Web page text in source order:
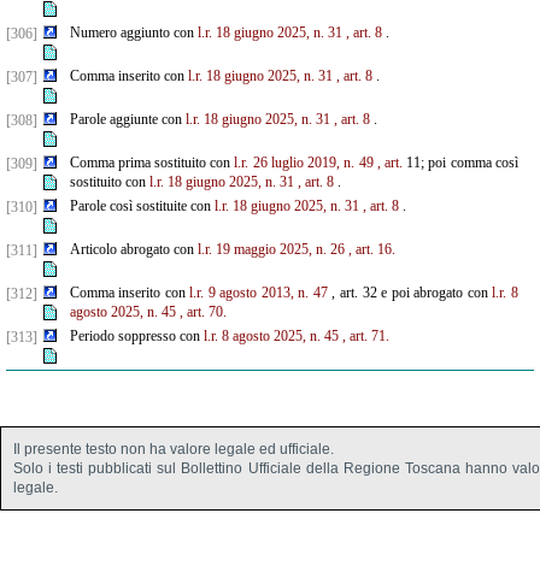
[306] Numero aggiunto con l.r. 18 giugno 2025, n. 31 , art. 8.
[307] Comma inserito con l.r. 18 giugno 2025, n. 31 , art. 8.
[308] Parole aggiunte con l.r. 18 giugno 2025, n. 31 , art. 8.
[309] Comma prima sostituito conl.r. 26 luglio 2019, n. 49 , art. 11; poi comma così
sostituito con l.r. 18 giugno 2025, n. 31 , art. 8.
[310]
Parole così sostituite con l.r. 18 giugno 2025, n. 31 , art. 8.
[311] Articolo abrogato con l.r. 19 maggio 2025, n. 26 , art. 16.
[312] Comma inserito conl.r. 9 agosto 2013, n. 47, art. 32 e poi abrogato conl.r. 8
agosto 2025, n. 45 , art. 70.
[313]
Periodo soppresso con l.r. 8 agosto 2025, n. 45 , art. 71.
Il presente testo non ha valore legale ed ufficiale.
Solo i testi pubblicati sul Bollettino Ufficiale della Regione Toscana hanno
legale.